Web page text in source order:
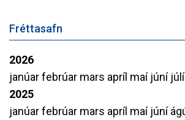
Fréttasafn
2026
janúarfebrúar mars apríl maí júní júlí
2025
janúarfebrúar mars apríl maí júní